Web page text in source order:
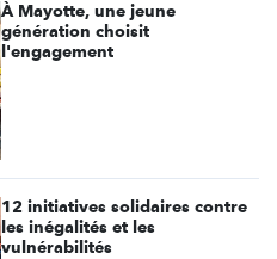
À Mayotte, une jeune
génération choisit
l'engagement
12 initiatives solidaires contre
les inégalités et les
vulnérabilités